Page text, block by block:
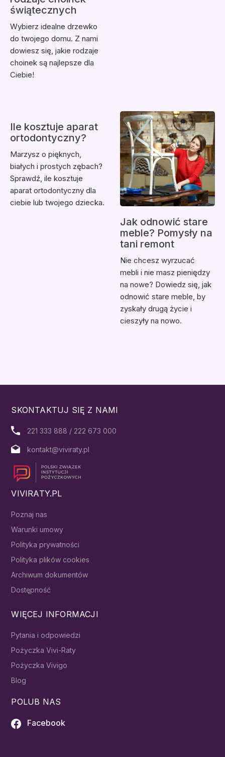
świątecznych
Wybierz idealne drzewko
do twojego domu. Z nami
dowiesz się, jakie rodzaje
choinek są najlepsze dla
Ciebie!
Ile kosztuje aparat
ortodontyczny?
Marzysz o pięknych,
białych i prostych zębach?
Sprawdź, ile kosztuje
aparat ortodontyczny dla
ciebie lub twojego dziecka.
Jak odnowić stare
meble? Pomysły na
tani remont
Nie chcesz wyrzucać
mebli i nie masz pieniędzy
na nowe? Dowiedz się, jak
odnowić stare meble, by
zyskały drugą życie i
cieszyły na nowo.
SKONTAKTUJ SIĘ Z NAMI
221 333 888 / 222 673 000
kontakt@viviraty.pl
VIVIRATY.PL
Poznaj nas
Warunki umowy
Polityka prywatności
Polityka plików cookies
Archiwum dokumentów
Dostępność
WIĘCEJ INFORMACJI
Pytania i odpowiedzi
Pożyczka Vivi-Raty
Pożyczka Vivigo
Blog
POLUB NAS
Facebook